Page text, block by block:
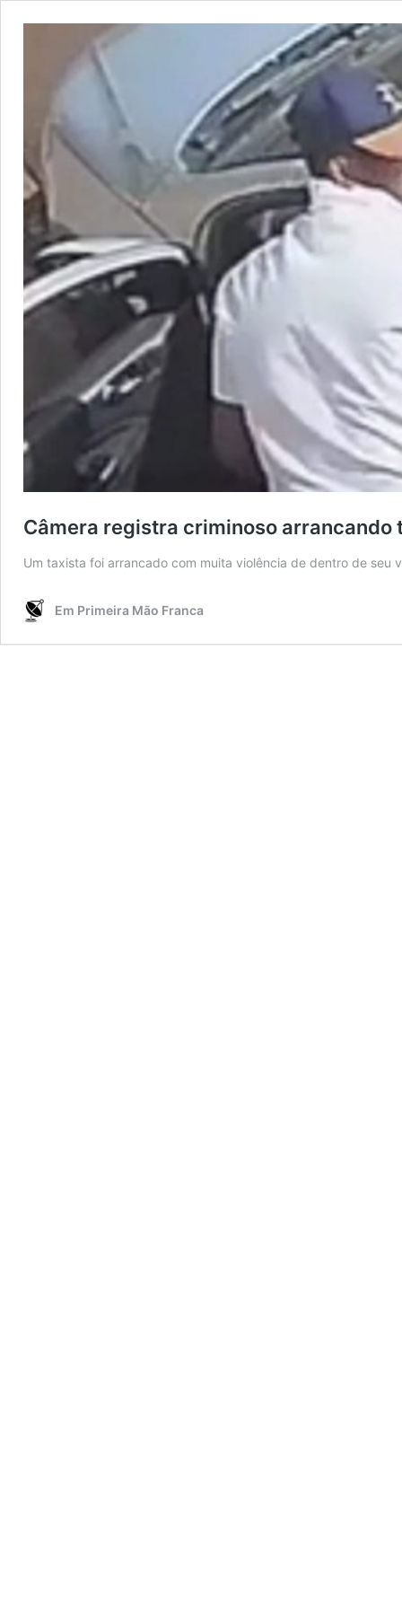
Câmera registra criminoso
Um taxista foi arrancado com muita violência de dentro de seu
Em Primeira Mão Franca